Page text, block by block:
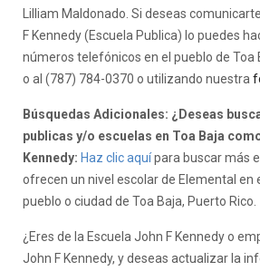
Lilliam Maldonado. Si deseas
F Kennedy (Escuela Publica) lo puedes
números telefónicos en el pueblo de Toa
o al (787) 784-0370 o utilizando nuestra
Búsquedas Adicionales: ¿Deseas
publicas y/o escuelas en Toa Baja
Kennedy: Haz clic aquípara buscar más
ofrecen un nivel escolar de Elemental en
pueblo o ciudad de Toa Baja, Puerto Rico.
¿Eres de la Escuela John F Kennedy o
John F Kennedy, y deseas actualizar la